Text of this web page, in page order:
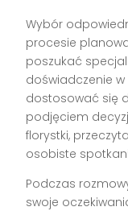
Wybór
procesie
poszukać
doświadczenie
dostosować się
podjęciem
florystki,
osobiste
Podczas
swoje